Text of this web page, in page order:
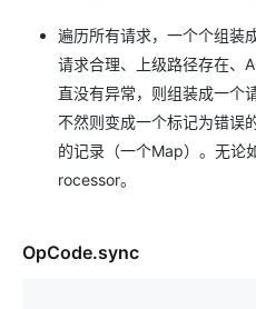
遍历所有请求，一个个组装
请求合理、上级路径存在、
直没有异常，则组装成一个
不然则变成一个标记为错误
的记录（一个Map）。无论
rocessor。
OpCode.sync